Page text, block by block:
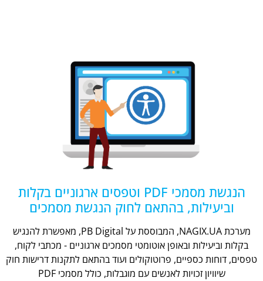
הנגשת מסמכי PDF וטפסים ארגוניים בקלות
וביעילות, בהתאם לחוק הנגשת מסמכים
מערכת NAGIX.UA, המבוססת על PB Digital, מאפשרת להנגיש
בקלות וביעילות ובאופן אוטומטי מסמכים ארגוניים - מכתבי לקוח,
טפסים, דוחות כספיים, פרוטוקולים ועוד בהתאם לתקנות דרישות חוק
שיוויון זכויות לאנשים עם מוגבלות, כולל מסמכי PDF